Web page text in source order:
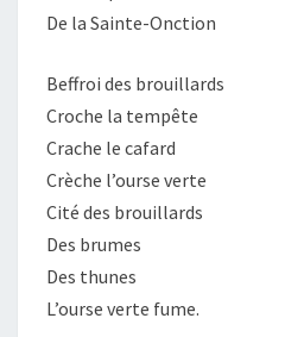
De la Sainte-Onction
Beffroi des brouillards
Croche la tempête
Crache le cafard
Crèche l’ourse verte
Cité des brouillards
Des brumes
Des thunes
L’ourse verte fume.